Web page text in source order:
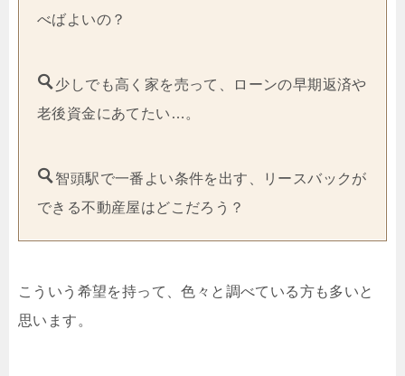
べばよいの？
少しでも高く家を売って、ローンの早期返済や
老後資金にあてたい…。
智頭駅で一番よい条件を出す、リースバックが
できる不動産屋はどこだろう？
こういう希望を持って、色々と調べている方も多いと
思います。